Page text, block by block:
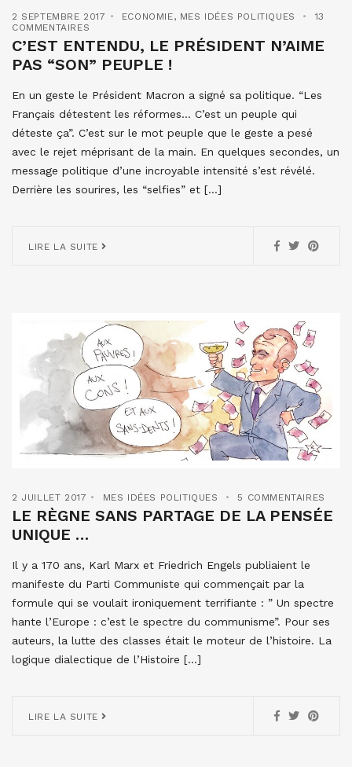
2 SEPTEMBRE 2017 ECONOMIE, MES IDÉES POLITIQUES
13
COMMENTAIRES
C’EST ENTENDU, LE PRÉSIDENT N’AIME
PAS “SON” PEUPLE !
En un geste le Président Macron a signé sa politique. “Les
Français détestent les réformes… C’est un peuple qui
déteste ça”. C’est sur le mot peuple que le geste a pesé
avec le rejet méprisant de la main. En quelques secondes, un
message politique d’une incroyable intensité s’est révélé.
Derrière les sourires, les “selfies” et […]
LIRE LA SUITE
2 JUILLET 2017 MES IDÉES POLITIQUES 5 COMMENTAIRES
LE RÈGNE SANS PARTAGE DE LA PENSÉE
UNIQUE …
Il y a 170 ans, Karl Marx et Friedrich Engels publiaient le
manifeste du Parti Communiste qui commençait par la
formule qui se voulait ironiquement terrifiante : ” Un spectre
hante l’Europe : c’est le spectre du communisme”. Pour ses
auteurs, la lutte des classes était le moteur de l’histoire. La
logique dialectique de l’Histoire […]
LIRE LA SUITE